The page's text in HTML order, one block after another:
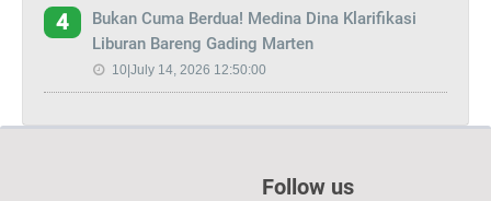
4
Bukan Cuma Berdua! Medina Dina Klarifikasi
Liburan Bareng Gading Marten
10|July 14, 2026 12:50:00
Follow us